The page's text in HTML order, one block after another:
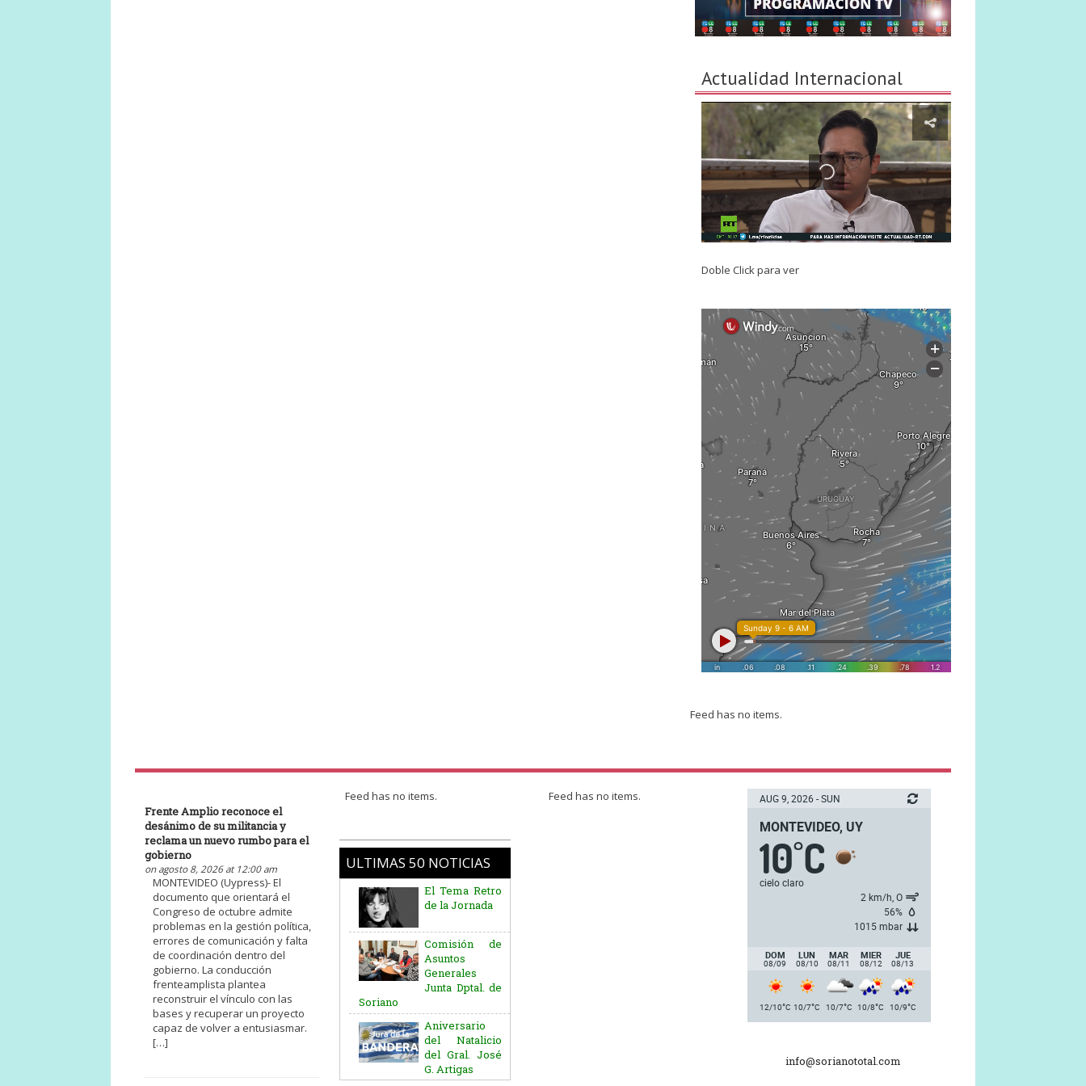
Actualidad Internacional
Doble Click para ver
Feed has no items.
Frente Amplio reconoce el
desánimo de su militancia y
reclama un nuevo rumbo para el
gobierno
on agosto 8, 2026 at 12:00 am
MONTEVIDEO (Uypress)- El
documento que orientará el
Congreso de octubre admite
problemas en la gestión política,
errores de comunicación y falta
de coordinación dentro del
gobierno. La conducción
frenteamplista plantea
reconstruir el vínculo con las
bases y recuperar un proyecto
capaz de volver a entusiasmar.
[…]
Feed has no items.
ULTIMAS 50 NOTICIAS
El Tema Retro
de la Jornada
Comisión de
Asuntos
Generales
Junta Dptal. de
Soriano
Aniversario
del Natalicio
del Gral. José
G. Artigas
Feed has no items. AUG 9, 2026 - SUN
MONTEVIDEO, UY
10°C
cielo claro
2 km/h, O
56%
1015 mbar
DOM
08/09
LUN
08/10
MAR
08/11
MIER
08/12
JUE
08/13
12/10°C 10/7°C 10/7°C 10/8°C 10/9°C
info@sorianototal.com